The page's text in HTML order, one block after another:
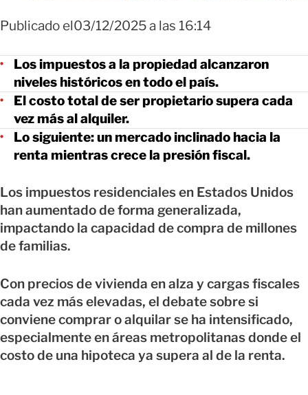
Publicado el03/12/2025 a las 16:14
Los impuestos a la propiedad alcanzaron
niveles históricos en todo el país.
El costo total de ser propietario supera cada
vez más al alquiler.
Lo siguiente: un mercado inclinado hacia la
renta mientras crece la presión fiscal.
Los impuestos residenciales en Estados Unidos
han aumentado de forma generalizada,
impactando la capacidad de compra de millones
de familias.
Con precios de vivienda en alza y cargas fiscales
cada vez más elevadas, el debate sobre si
conviene comprar o alquilar se ha intensificado,
especialmente en áreas metropolitanas donde el
costo de una hipoteca ya supera al de la renta.